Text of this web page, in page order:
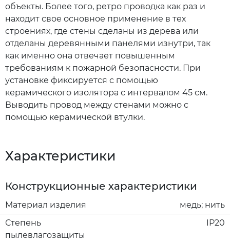
объекты. Более того, ретро проводка как раз и
находит свое основное применение в тех
строениях, где стены сделаны из дерева или
отделаны деревянными панелями изнутри, так
как именно она отвечает повышенным
требованиям к пожарной безопасности. При
установке фиксируется с помощью
керамического изолятора с интервалом 45 см.
Выводить провод между стенами можно с
помощью керамической втулки.
Характеристики
Конструкционные характеристики
Материал изделия
медь; нить
Степень
пылевлагозащиты
IP20